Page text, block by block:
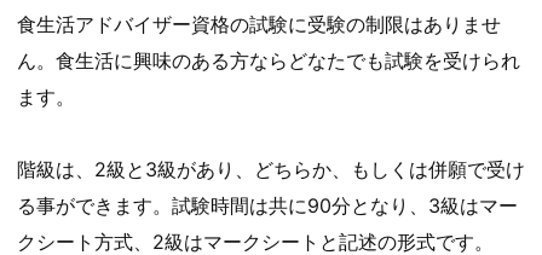
食生活アドバイザー資格の試験に受験の制限はありませ
ん。食生活に興味のある方ならどなたでも試験を受けられ
ます。
階級は、2級と3級があり、どちらか、もしくは併願で受け
る事ができます。試験時間は共に90分となり、3級はマー
クシート方式、2級はマークシートと記述の形式です。